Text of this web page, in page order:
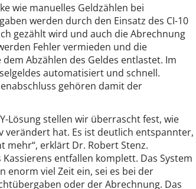
wie manuelles Geldzählen bei
werden durch den Einsatz des CI-10
gezählt wird und auch die Abrechnung
Fehler vermieden und die
Abzählen des Geldes entlastet. Im
automatisiert und schnell.
gehören damit der
Lösung stellen wir überrascht fest, wie
verändert hat. Es ist deutlich entspannter,
mehr“, erklärt Dr. Robert Stenz.
entfallen komplett. Das System
enorm viel Zeit ein, sei es bei der
oder der Abrechnung. Das